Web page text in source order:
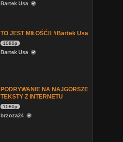
Bartek Usa
TO JEST MIŁOŚĆ!! #Bartek Usa
1080p
Bartek Usa
PODRYWANIE NA NAJGORSZE
TEKSTY Z INTERNETU
1080p
brzoza24